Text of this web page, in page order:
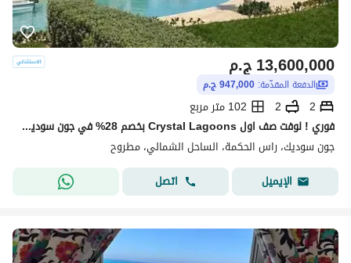
ج.م13,600,000
الدفعة المقدّمة: 947,000 ج.م
2
2
102 متر مربع
فوري ! لوفت صف اول Crystal Lagoons بخصم 28% في جون سوديك الساحل الشمالي دقايق من لافيستا راس الحكمه و فوكا باي و سيزر و اوجامي | JUNE BY SODIC
جون سوديك، راس الحكمة، الساحل الشمالي، مطروح
الإيميل
اتصل